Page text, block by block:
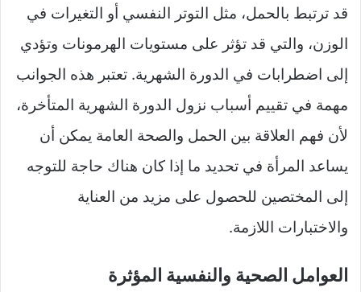
قد ترتبط بالحمل، مثل التوتر النفسي أو التغيرات في
الوزن، والتي قد تؤثر على مستويات الهرمونات وتؤدي
إلى اضطرابات في الدورة الشهرية. تعتبر هذه الجوانب
مهمة في تقييم أسباب نزول الدورة الشهرية المتأخرة،
لأن فهم العلاقة بين الحمل والصحة العامة يمكن أن
يساعد المرأة في تحديد ما إذا كان هناك حاجة للتوجه
إلى المختصين للحصول على مزيد من العناية
والاختبارات اللازمة.
العوامل الصحية والنفسية المؤثرة